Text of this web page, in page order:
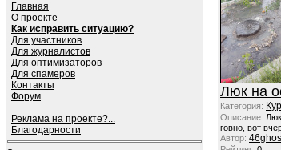
Главная
О проекте
Как исправить ситуацию?
Для участников
Для журналистов
Для оптимизаторов
Для спамеров
Контакты
Форум
Реклама на проекте?...
Благодарности
Люк на
Категория:
Описание:
говно, вот
Автор: